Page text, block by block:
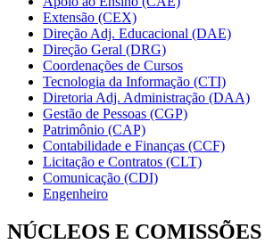
Extensão (CEX)
Direção Adj. Educacional (DAE)
Direção Geral (DRG)
Coordenações de Cursos
Tecnologia da Informação (CTI)
Diretoria Adj. Administração (DAA)
Gestão de Pessoas (CGP)
Patrimônio (CAP)
Contabilidade e Finanças (CCF)
Licitação e Contratos (CLT)
Comunicação (CDI)
Engenheiro
NÚCLEOS E COMISSÕES